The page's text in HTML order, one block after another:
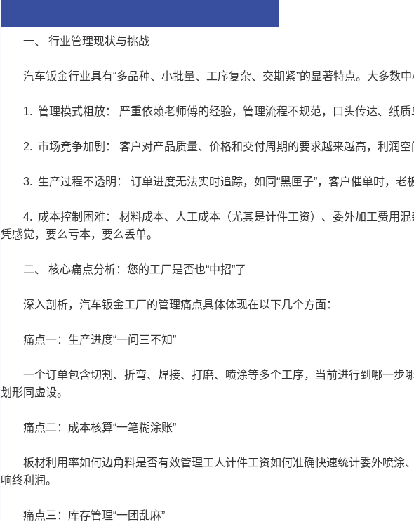
一、 行业管理现状与挑战
汽车钣金行业具有“多品种、小批量、工序复杂、交期紧”的显著特点。大多数中
1. 管理模式粗放： 严重依赖老师傅的经验，管理流程不规范，口头传达、纸质
2. 市场竞争加剧： 客户对产品质量、价格和交付周期的要求越来越高，利润空
3. 生产过程不透明： 订单进度无法实时追踪，如同“黑匣子”，客户催单时，老
4. 成本控制困难： 材料成本、人工成本（尤其是计件工资）、委外加工费用混
凭感觉，要么亏本，要么丢单。
二、 核心痛点分析：您的工厂是否也“中招”了
深入剖析，汽车钣金工厂的管理痛点具体体现在以下几个方面：
痛点一：生产进度“一问三不知”
一个订单包含切割、折弯、焊接、打磨、喷涂等多个工序，当前进行到哪一步
划形同虚设。
痛点二：成本核算“一笔糊涂账”
板材利用率如何边角料是否有效管理工人计件工资如何准确快速统计委外喷涂
响终利润。
痛点三：库存管理“一团乱麻”